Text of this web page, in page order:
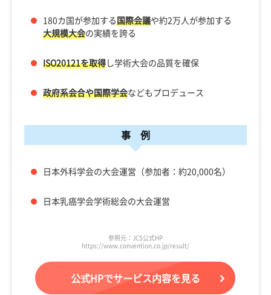
180カ国が参加する国際会議や約2万人が参加する
大規模大会の実績を誇る
ISO20121を取得し学術大会の品質を確保
政府系会合や国際学会などもプロデュース
事 例
日本外科学会の大会運営（参加者：約20,000名）
日本乳癌学会学術総会の大会運営
参照元：JCS公式HP
https://www.convention.co.jp/result/
公式HPでサービス内容を見る